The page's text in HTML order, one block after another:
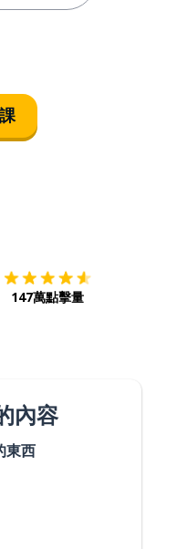
147萬點擊量
內容
東西